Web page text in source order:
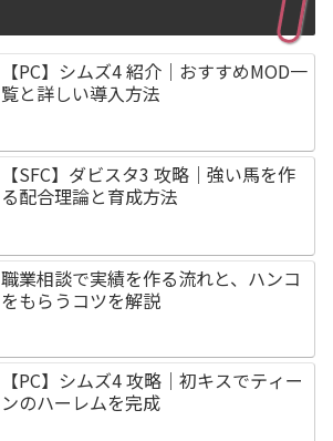
【PC】シムズ4 紹介｜おすすめMOD一
覧と詳しい導入方法
【SFC】ダビスタ3 攻略｜強い馬を作
る配合理論と育成方法
職業相談で実績を作る流れと、ハンコ
をもらうコツを解説
【PC】シムズ4 攻略｜初キスでティー
ンのハーレムを完成